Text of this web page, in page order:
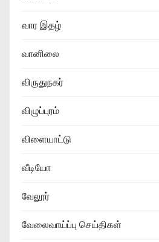
வார இதழ்
வானிலை
விருதுநகர்
விழுப்புரம்
விளையாட்டு
வீடியோ
வேலூர்
வேலைவாய்ப்பு செய்திகள்